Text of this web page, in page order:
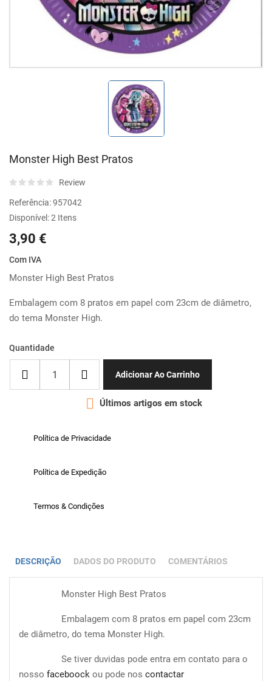
Monster High Best Pratos
Review
Referência:957042
Disponível:2 Itens
3,90 €
Com IVA
Monster High Best Pratos
Embalagem com 8 pratos em papel com 23cm de diâmetro,
do tema Monster High.
Quantidade
Adicionar Ao Carrinho
 Últimos artigos em stock
Política de Privacidade
Política de Expedição
Termos & Condições
DESCRIÇÃO DADOS DO PRODUTO COMENTÁRIOS
Monster High Best Pratos
Embalagem com 8 pratos em papel com 23cm
de diâmetro, do tema Monster High.
Se tiver duvidas pode entra em contato para o
nosso faceboock ou pode nos contactar